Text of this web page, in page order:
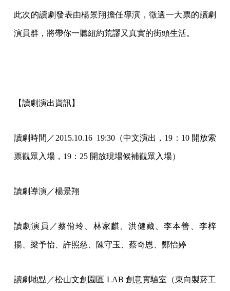
此次的讀劇發表由楊景翔擔任導演，徵選一大票的讀劇
演員群，將帶你一聽紐約荒謬又真實的街頭生活。
【讀劇演出資訊】
讀劇時間／2015.10.16 19:30（中文演出，19：10 開放索
票觀眾入場，19：25 開放現場候補觀眾入場）
讀劇導演／楊景翔
讀劇演員／蔡佾玲、林家麒、洪健藏、李本善、李梓
揚、梁予怡、許照慈、陳守玉、蔡奇恩、鄭怡婷
讀劇地點／松山文創園區 LAB 創意實驗室（東向製菸工